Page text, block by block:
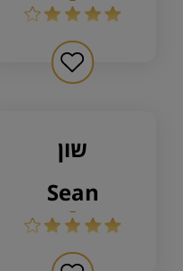
שון
sean